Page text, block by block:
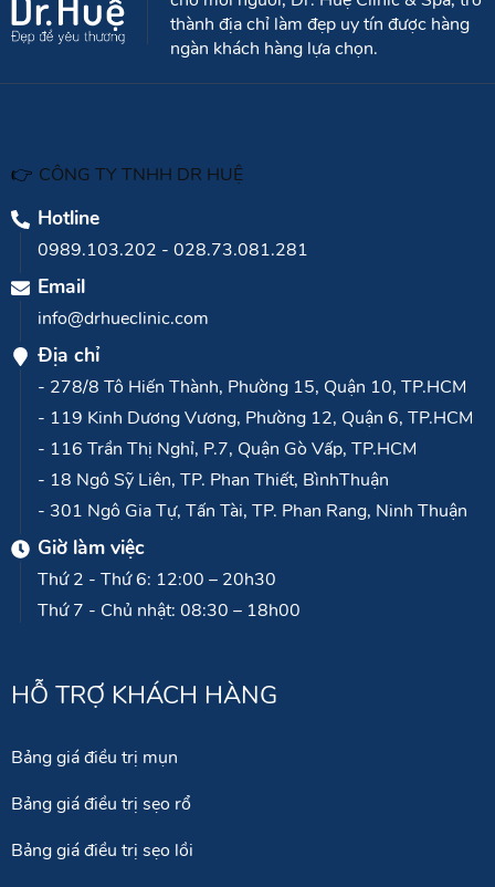
Với tiêu chí Đẹp để yêu thương, mang
sự tận tâm chăm sóc vẻ đẹp toàn diện
cho mỗi người, Dr. Huệ Clinic & Spa, trở
thành địa chỉ làm đẹp uy tín được hàng
👉 CÔNG TY TNHH DR HUỆ
Hotline
0989.103.202-028.73.081.281
Email
info@drhueclinic.com
Địa chỉ
- 278/8 Tô Hiến Thành, Phường 15, Quận 10, TP.HCM
- 119 Kinh Dương Vương, Phường 12, Quận 6, TP.HCM
- 116 Trần Thị Nghỉ, P.7, Quận Gò Vấp, TP.HCM
- 18 Ngô Sỹ Liên, TP. Phan Thiết, BìnhThuận
- 301 Ngô Gia Tự, Tấn Tài, TP. Phan Rang, Ninh Thuận
Giờ làm việc
Thứ 7 - Chủ nhật: 08:30 – 18h00
HỖ TRỢ KHÁCH HÀNG
Bảng giá điều trị mụn
Bảng giá điều trị sẹo rổ